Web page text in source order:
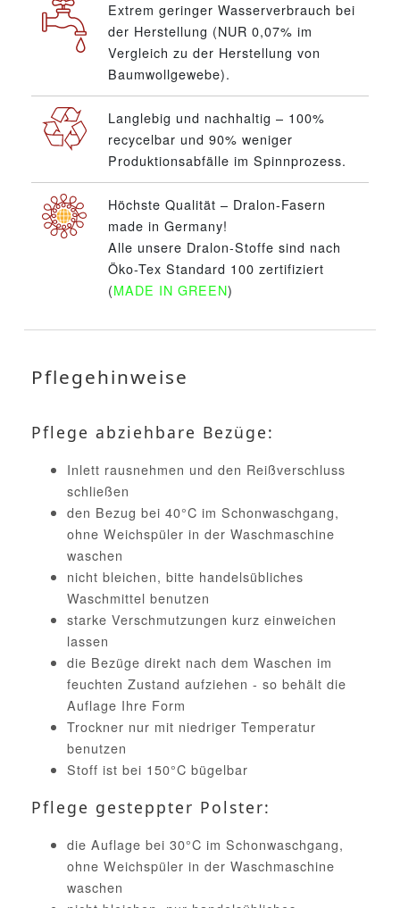
Extrem geringer Wasserverbrauch bei
der Herstellung (NUR 0,07% im
Vergleich zu der Herstellung von
Baumwollgewebe).
Langlebig und nachhaltig – 100%
recycelbar und 90% weniger
Produktionsabfälle im Spinnprozess.
Höchste Qualität – Dralon-Fasern
made in Germany!
Alle unsere Dralon-Stoffe sind nach
Öko-Tex Standard 100 zertifiziert
(MADE IN GREEN)
Pflegehinweise
Pflege abziehbare Bezüge:
Inlett rausnehmen und den Reißverschluss
schließen
den Bezug bei 40°C im Schonwaschgang,
ohne Weichspüler in der Waschmaschine
waschen
nicht bleichen, bitte handelsübliches
Waschmittel benutzen
starke Verschmutzungen kurz einweichen
lassen
die Bezüge direkt nach dem Waschen im
feuchten Zustand aufziehen - so behält die
Auflage Ihre Form
Trockner nur mit niedriger Temperatur
benutzen
Stoff ist bei 150°C bügelbar
Pflege gesteppter Polster:
die Auflage bei 30°C im Schonwaschgang,
ohne Weichspüler in der Waschmaschine
waschen